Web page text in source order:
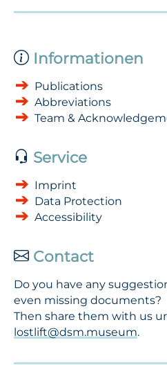
Informationen
Publications
Abbreviations
Team &
Service
Imprint
Data Protection
Accessibility
Contact
Do you have any
even missing documents?
Then share them with us
lostlift@dsm.museum.